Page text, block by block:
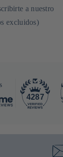
a nuestro
excluidos)
4287